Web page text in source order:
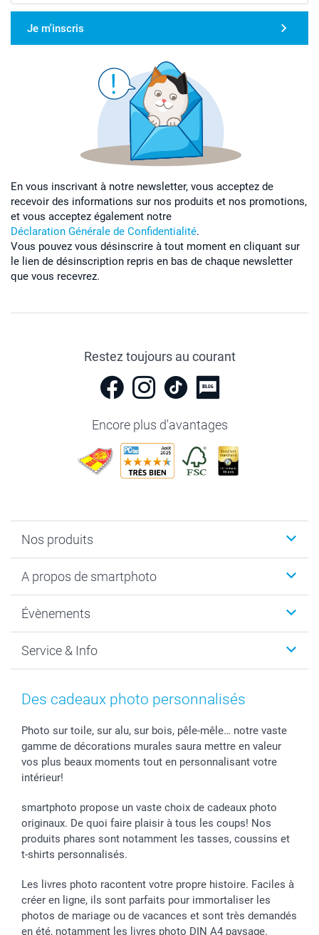
Je m'inscris
En vous inscrivant à notre newsletter, vous acceptez de
recevoir des informations sur nos produits et nos promotions,
et vous acceptez également notre
Déclaration Générale de Confidentialité.
Vous pouvez vous désinscrire à tout moment en cliquant sur
le lien de désinscription repris en bas de chaque newsletter
que vous recevrez.
Restez toujours au courant
Encore plus d'avantages
Nos produits
Cadeaux photo
MyNameBook
Développement photo & Tirage photo
Cadres photo & accessoires déco
Stickers & Etiquettes
Chèque Cadeau
A propos de smartphoto
Durabilité
Gestion des cookies
Mentions Légales
Affiliation
Investor Relations
B2B smartbusiness
Évènements
Nouvel An
Fête des Mères
Confirmation ou communion
Mariage
Fête d'anniversaire
Tous les évènements
Service & Info
Tarifs et frais de livraison
Livraison en 48 heures
Modes de Paiement
Identifiez-vous
Statut de ma commande
smarfriends
smartgarantie
smartbonus
Des cadeaux photo personnalisés
Photo sur toile, sur alu, sur bois, pêle-mêle… notre vaste
gamme de décorations murales saura mettre en valeur
vos plus beaux moments tout en personnalisant votre
intérieur!
smartphoto propose un vaste choix de cadeaux photo
originaux. De quoi faire plaisir à tous les coups! Nos
produits phares sont notamment les tasses, coussins et
t-shirts personnalisés.
Les livres photo racontent votre propre histoire. Faciles à
créer en ligne, ils sont parfaits pour immortaliser les
photos de mariage ou de vacances et sont très demandés
en été, notamment les livres photo DIN A4 paysage.